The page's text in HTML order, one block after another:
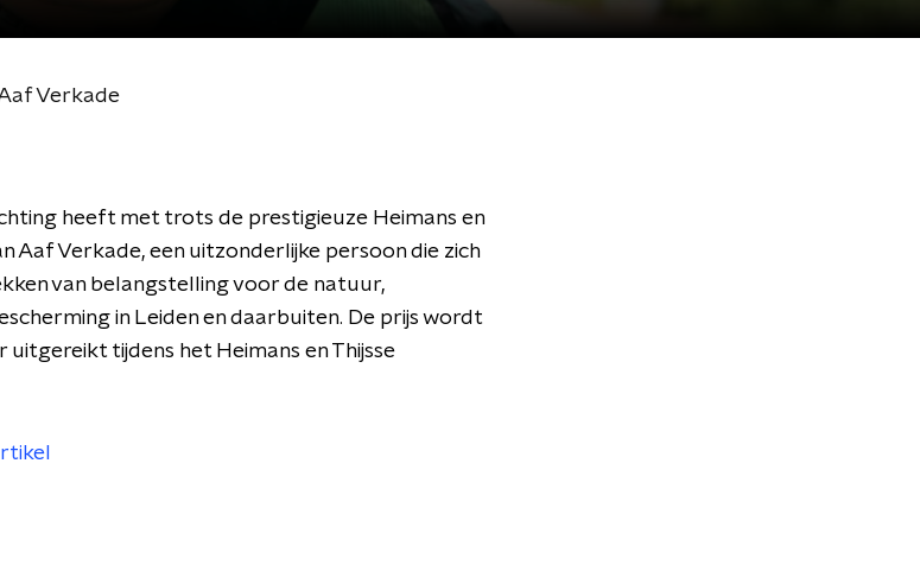
Verkade
heeft met trots de prestigieuze Heimans en
Aaf Verkade, een uitzonderlijke persoon die zich
van belangstelling voor de natuur,
in Leiden en daarbuiten. De prijs wordt
tijdens het Heimans en Thijsse